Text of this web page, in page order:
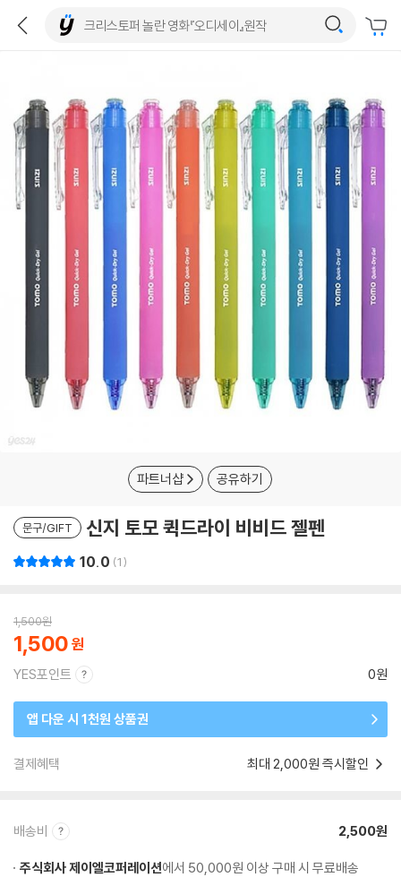
파트너샵 공유하기
문구/GIFT 신지 토모 퀵드라이 비비드 젤펜
10.0 1
1,500원
1,500
YES포인트 0원
앱 다운 시 1천원 상품권
결제혜택 최대 2,000원 즉시할인
배송비 2,500원
주식회사 제이엘코퍼레이션에서 50,000원 이상 구매 시 무료배송